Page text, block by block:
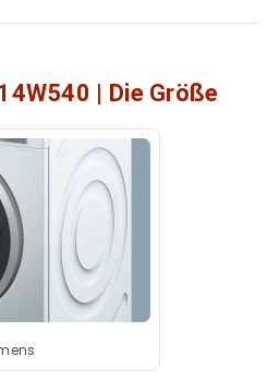
| Die Größe